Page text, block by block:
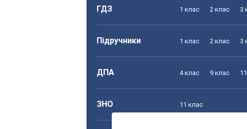
ГДЗ 1 клас 2 клас 3
Підручники 1 клас 2 клас 3
ДПА 4 клас 9 клас
ЗНО 11 клас